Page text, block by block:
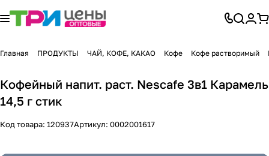
Главная ПРОДУКТЫ ЧАЙ, КОФЕ, КАКАО Кофе Кофе растворимый
Кофейный напит. раст. Nescafe 3в1 Карамель
14,5 г стик
Код товара: 120937Артикул: 0002001617